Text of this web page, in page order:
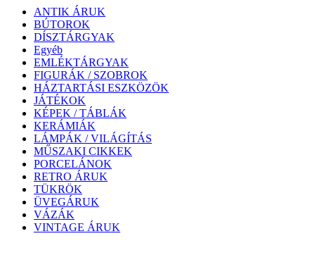
ANTIK ÁRUK
BÚTOROK
DÍSZTÁRGYAK
Egyéb
EMLÉKTÁRGYAK
FIGURÁK / SZOBROK
HÁZTARTÁSI ESZKÖZÖK
JÁTÉKOK
KÉPEK / TÁBLÁK
KERÁMIÁK
LÁMPÁK / VILÁGÍTÁS
MŰSZAKI CIKKEK
PORCELÁNOK
RETRO ÁRUK
TÜKRÖK
ÜVEGÁRUK
VÁZÁK
VINTAGE ÁRUK